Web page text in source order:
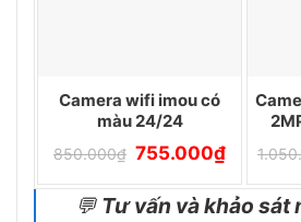
Camera wifi imou có
màu 24/24
850.000₫ Giá
gốc
là:
850.000₫.
755.000₫Giá
tại
là:
755.000₫.
💬 Tư vấn và khảo sát